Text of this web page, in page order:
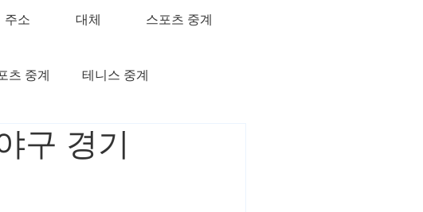
주소 대체 스포츠 중계
츠 중계 테니스 중계
구 경기